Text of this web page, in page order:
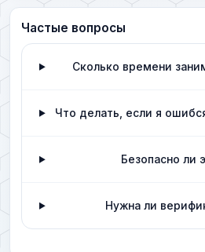
Частые вопросы
Сколько времени
Что делать, если я
Безопасно ли
Нужна ли